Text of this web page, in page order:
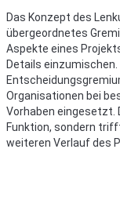
Das Konzept des
übergeordnetes
Aspekte eines
Details
Organisationen bei
Vorhaben eingesetzt.
Funktion, sondern
weiteren Verlauf des